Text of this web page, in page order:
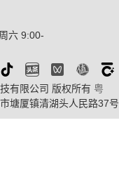
六 9:00-
有限公司 版权所有 粤
塘厦镇清湖头人民路37号